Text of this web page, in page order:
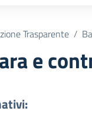
Trasparente
e